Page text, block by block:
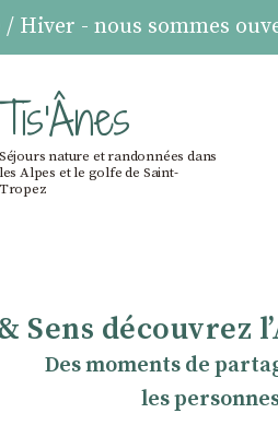
Hiver - nous sommes
Séjours nature et randonnées dans
les Alpes et le golfe de Saint-
Tropez
& Sens
Des moments de
les